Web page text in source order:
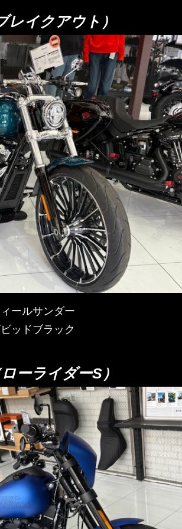
レイクアウト）
ールサンダー
ッドブラック
ーライダーS）